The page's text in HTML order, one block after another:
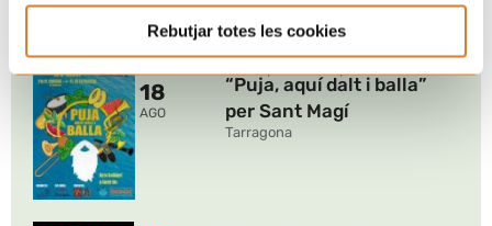
Rebutjar totes les cookies
Pròxims esdeveniments
DT
18
AGO
“Puja, aquí dalt i balla”
per Sant Magí
Tarragona